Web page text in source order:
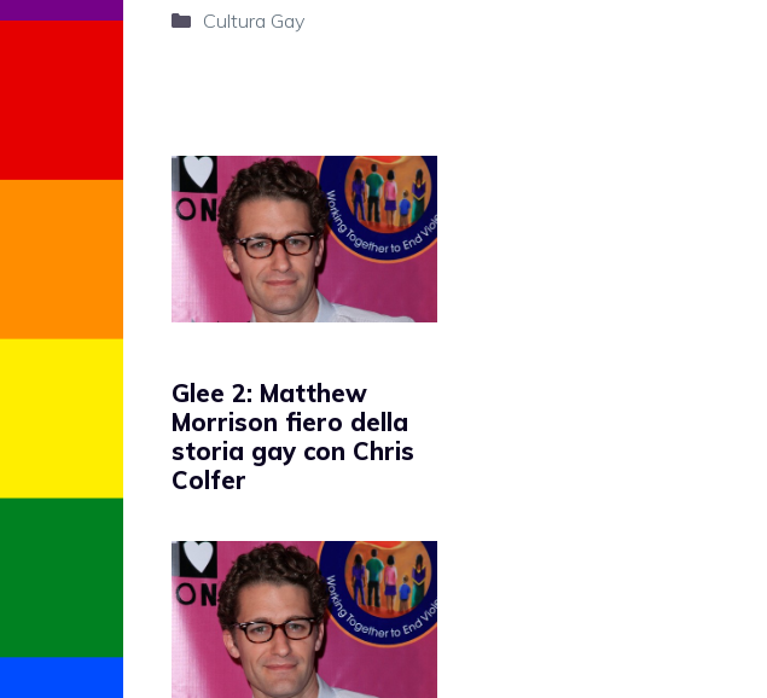
Categorie
Cultura Gay
Glee 2: Matthew
Morrison fiero della
storia gay con Chris
Colfer